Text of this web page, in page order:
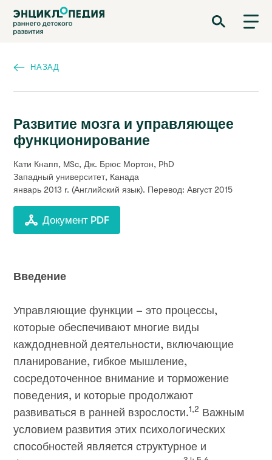
Перейти
основному
Энциклопедия раннего детского развития
НАЗАД
Развитие мозга и управляющее
функционирование
Кати Кнапп, MSc, Дж. Брюс Мортон, PhD
Западный университет, Канада
январь 2013 r. (Английский язык). Перевод: Август 2015
Документ PDF
Введение
Управляющие функции – это процессы,
которые обеспечивают многие виды
каждодневной деятельности, включающие
планирование, гибкое мышление,
сосредоточенное внимание и торможение
поведения, и которые продолжают
развиваться в ранней взрослости.1,2 Важным
условием развития этих психологических
способностей является структурное и